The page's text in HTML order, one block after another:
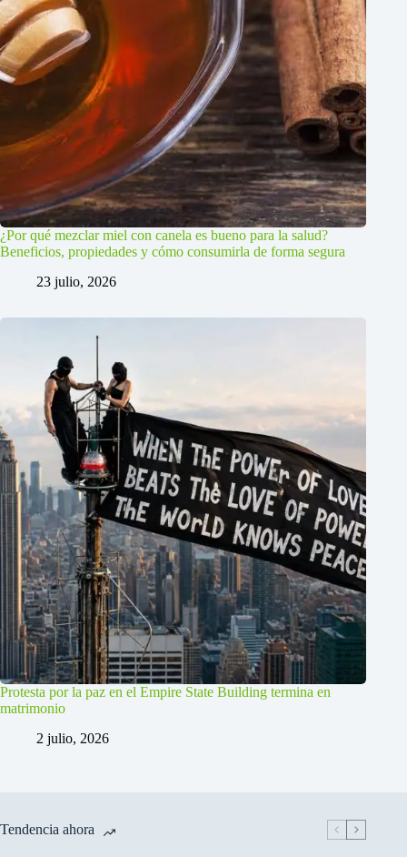
¿Por qué mezclar miel con canela es bueno para la salud?
Beneficios, propiedades y cómo consumirla de forma segura
23 julio, 2026
Protesta por la paz en el Empire State Building termina en
matrimonio
2 julio, 2026
Tendencia ahora